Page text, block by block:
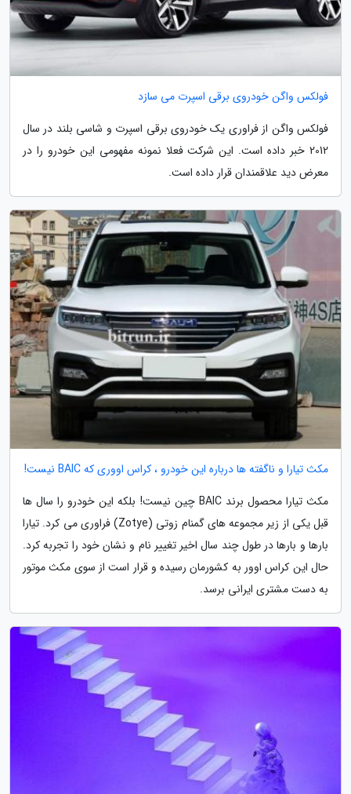
فولکس واگن خودروی برقی اسپرت می سازد
فولکس واگن از فراوری یک خودروی برقی اسپرت و شاسی بلند در سال
2012 خبر داده است. این شرکت فعلا نمونه مفهومی این خودرو را در
معرض دید علاقمندان قرار داده است.
مکث تیارا و ناگفته ها درباره این خودرو ، کراس اووری که BAIC نیست!
مکث تیارا محصول برند BAIC چین نیست! بلکه این خودرو را سال ها
قبل یکی از زیر مجموعه های گمنام زوتی (Zotye) فراوری می کرد. تیارا
بارها و بارها در طول چند سال اخیر تغییر نام و نشان خود را تجربه کرد.
حال این کراس اوور به کشورمان رسیده و قرار است از سوی مکث موتور
به دست مشتری ایرانی برسد.